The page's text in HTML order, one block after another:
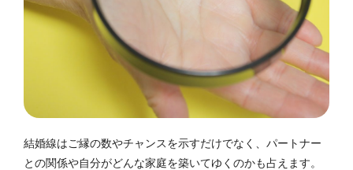
結婚線はご縁の数やチャンスを示すだけでなく、パートナー
との関係や自分がどんな家庭を築いてゆくのかも占えます。